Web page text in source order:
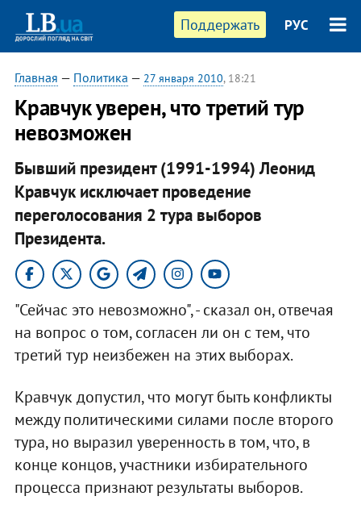
Поддержать РУС
Главная — Политика — 27 января 2010, 18:21
Кравчук уверен, что третий тур
невозможен
Бывший президент (1991-1994) Леонид
Кравчук исключает проведение
переголосования 2 тура выборов
Президента.
"Сейчас это невозможно", - сказал он, отвечая
на вопрос о том, согласен ли он с тем, что
третий тур неизбежен на этих выборах.
Кравчук допустил, что могут быть конфликты
между политическими силами после второго
тура, но выразил уверенность в том, что, в
конце концов, участники избирательного
процесса признают результаты выборов.